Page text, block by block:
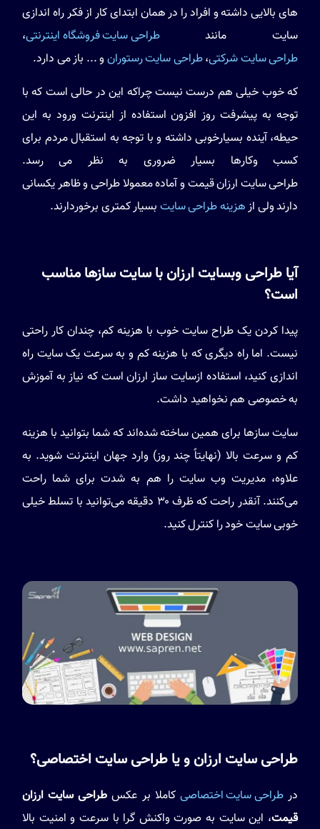
های بالایی داشته و افراد را در همان ابتدای کار از فکر راه اندازی
سایت مانندطراحی سایت فروشگاه اینترنتی،
طراحی سایت شرکتی،طراحی سایت رستوران و ... باز می دارد.
که خوب خیلی هم درست نیست چراکه این در حالی است که با
توجه به پیشرفت روز افزون استفاده از اینترنت ورود به این
حیطه، آینده بسیارخوبی داشته و با توجه به استقبال مردم برای
کسب وکارها بسیار ضروری به نظر می رسد.
طراحی سایت ارزان قیمت و آماده معمولا طراحی و ظاهر یکسانی
دارند ولی ازهزینه طراحی سایت بسیار کمتری برخوردارند.
آیا طراحی وبسایت ارزان با سایت سازها مناسب
است؟
پیدا کردن یک طراح سایت خوب با هزینه کم، چندان کار راحتی
نیست. اما راه دیگری که با هزینه کم و به سرعت یک سایت راه
اندازی کنید، استفاده ازسایت ساز ارزان است که نیاز به آموزش
به خصوصی هم نخواهید داشت.
سایت سازها برای همین ساخته شده‌اند که شما بتوانید با هزینه
کم و سرعت بالا (نهایتاً چند روز) وارد جهان اینترنت شوید. به
علاوه، مدیریت وب سایت را هم به شدت برای شما راحت
می‌کنند. آنقدر راحت که ظرف ۳۰ دقیقه می‌توانید با تسلط خیلی
خوبی سایت خود را کنترل کنید.
طراحی سایت ارزان و یا طراحی سایت اختصاصی؟
درطراحی سایت اختصاصی کاملا بر عکس طراحی سایت ارزان
قیمت، این سایت به صورت واکنش گرا با سرعت و امنیت بالا